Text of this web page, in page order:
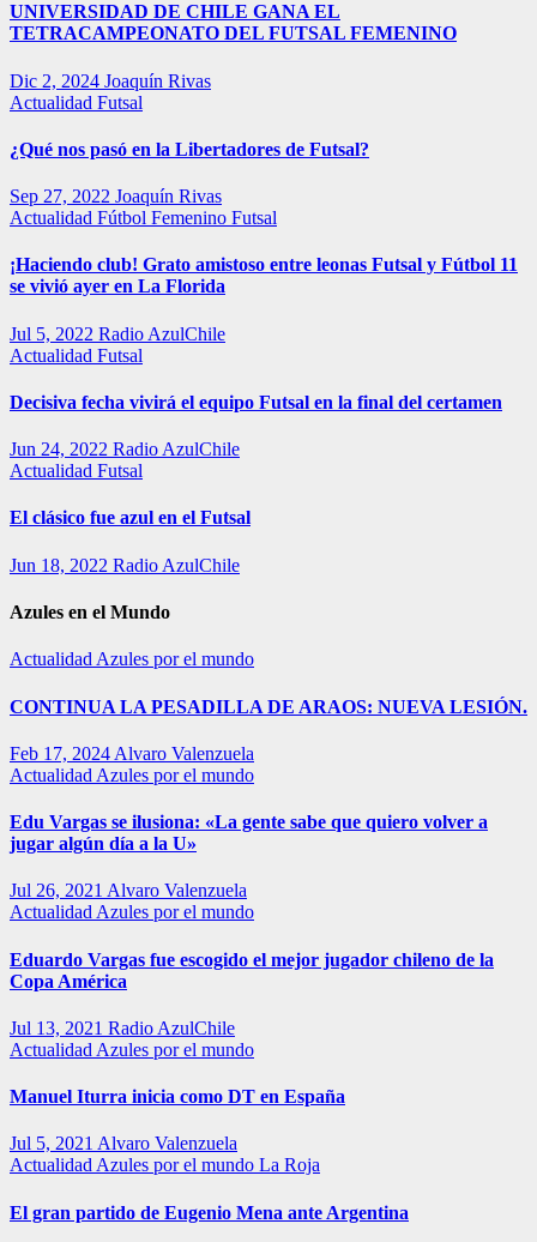
UNIVERSIDAD DE CHILE GANA EL
TETRACAMPEONATO DEL FUTSAL FEMENINO
Dic 2, 2024 Joaquín Rivas
Actualidad Futsal
¿Qué nos pasó en la Libertadores de Futsal?
Sep 27, 2022 Joaquín Rivas
Actualidad Fútbol Femenino Futsal
¡Haciendo club! Grato amistoso entre leonas Futsal y Fútbol 11
se vivió ayer en La Florida
Jul 5, 2022 Radio AzulChile
Actualidad Futsal
Decisiva fecha vivirá el equipo Futsal en la final del certamen
Jun 24, 2022 Radio AzulChile
Actualidad Futsal
El clásico fue azul en el Futsal
Jun 18, 2022 Radio AzulChile
Azules en el Mundo
Actualidad Azules por el mundo
CONTINUA LA PESADILLA DE ARAOS: NUEVA LESIÓN.
Feb 17, 2024 Alvaro Valenzuela
Actualidad Azules por el mundo
Edu Vargas se ilusiona: «La gente sabe que quiero volver a
jugar algún día a la U»
Jul 26, 2021 Alvaro Valenzuela
Actualidad Azules por el mundo
Eduardo Vargas fue escogido el mejor jugador chileno de la
Copa América
Jul 13, 2021 Radio AzulChile
Actualidad Azules por el mundo
Manuel Iturra inicia como DT en España
Jul 5, 2021 Alvaro Valenzuela
Actualidad Azules por el mundo La Roja
El gran partido de Eugenio Mena ante Argentina